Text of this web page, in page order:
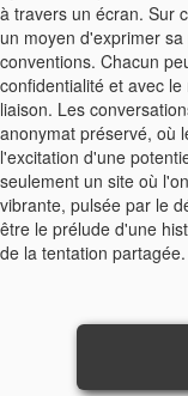
à travers un écran. Sur
un moyen d'exprimer
conventions. Chacun
confidentialité et avec
liaison. Les
anonymat préservé, où
l'excitation d'une
seulement un site où
vibrante, pulsée par le
être le prélude d'une
de la tentation partagée.